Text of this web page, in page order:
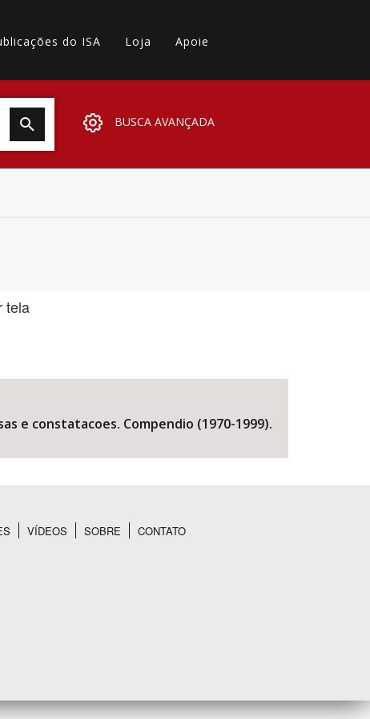
do ISA Loja Apoie
BUSCA AVANÇADA
tela
e constatacoes. Compendio (1970-1999).
VÍDEOS SOBRE CONTATO